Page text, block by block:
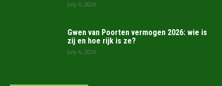
July 6, 2026
Gwen van Poorten vermogen 2026: wie is
zij en hoe rijk is ze?
July 6, 2026